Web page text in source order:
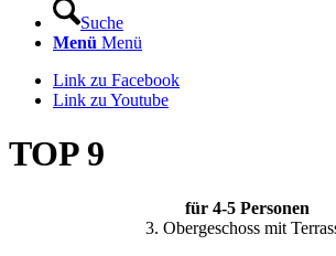
Suche
Menü Menü
Link zu Facebook
Link zu Youtube
TOP 9
für 4-5 Personen
3. Obergeschoss mit